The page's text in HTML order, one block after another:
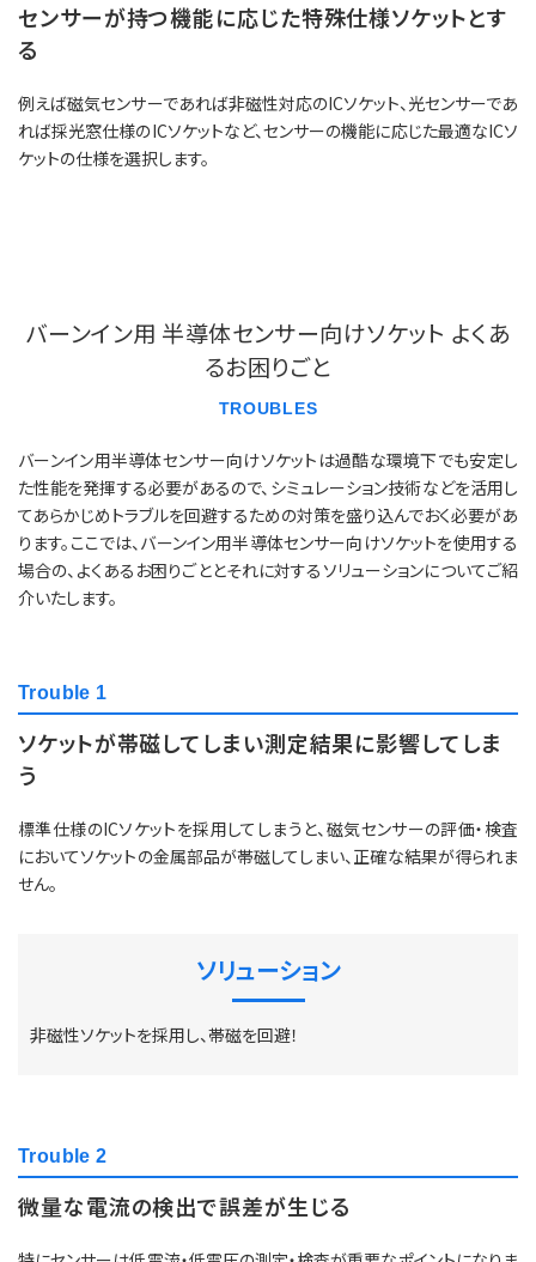
センサーが持つ機能に応じた特殊仕様ソケットとす
る
例えば磁気センサーであれば非磁性対応のICソケット、光センサーであ
れば採光窓仕様のICソケットなど、センサーの機能に応じた最適なICソ
ケットの仕様を選択します。
バーンイン用 半導体センサー向けソケット よくあ
るお困りごと
TROUBLES
バーンイン用半導体センサー向けソケットは過酷な環境下でも安定し
た性能を発揮する必要があるので、シミュレーション技術などを活用し
てあらかじめトラブルを回避するための対策を盛り込んでおく必要があ
ります。ここでは、バーンイン用半導体センサー向けソケットを使用する
場合の、よくあるお困りごととそれに対するソリューションについてご紹
介いたします。
Trouble 1
ソケットが帯磁してしまい測定結果に影響してしま
う
標準仕様のICソケットを採用してしまうと、磁気センサーの評価・検査
においてソケットの金属部品が帯磁してしまい、正確な結果が得られま
せん。
ソリューション
非磁性ソケットを採用し、帯磁を回避！
Trouble 2
微量な電流の検出で誤差が生じる